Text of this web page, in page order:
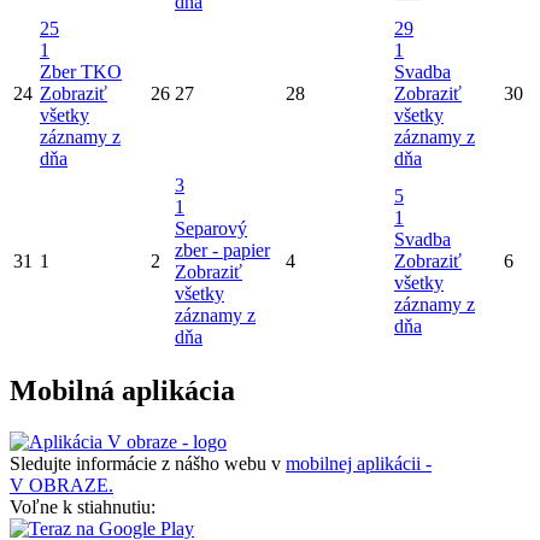
24
25
1
Zber TKO
Zobraziť
všetky
záznamy z
dňa
26 27 28
29
1
Svadba
Zobraziť
všetky
záznamy z
dňa
30
31 1 2
3
1
Separový
zber - papier
Zobraziť
všetky
záznamy z
dňa
4
5
1
Svadba
Zobraziť
všetky
záznamy z
dňa
6
Mobilná aplikácia
Sledujte informácie z nášho webu v mobilnej aplikácii -
V OBRAZE.
Voľne k stiahnutiu: